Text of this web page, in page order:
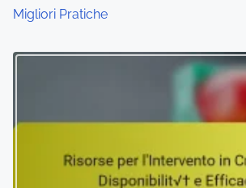
Migliori Pratiche